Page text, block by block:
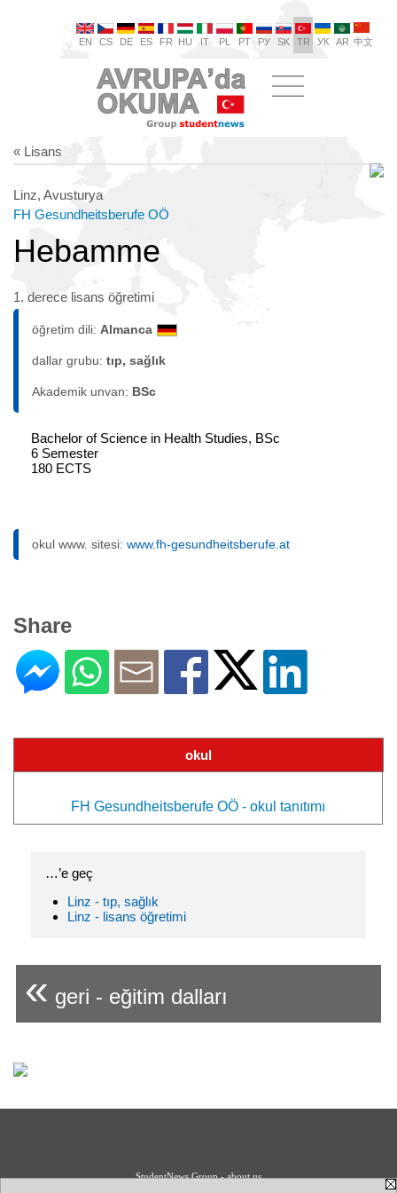
EN CS DE ES FR HU IT PL PT РУ SK TR УК AR 中文
« Lisans
Linz, Avusturya
FH Gesundheitsberufe OÖ
Hebamme
1. derece lisans öğretimi
öğretim dili: Almanca
dallar grubu: tıp, sağlık
Akademik unvan: BSc
Bachelor of Science in Health Studies, BSc
6 Semester
180 ECTS
okul www. sitesi: www.fh-gesundheitsberufe.at
Share
okul
FH Gesundheitsberufe OÖ - okul tanıtımı
…’e geç
Linz - tıp, sağlık
Linz - lisans öğretimi
« geri - eğitim dalları
StudentNews Group - about us